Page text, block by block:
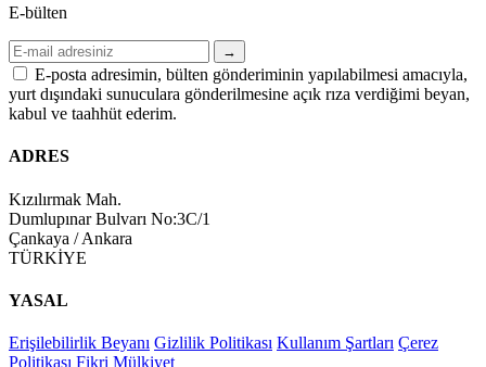
E-bülten
→
E-posta adresimin, bülten gönderiminin yapılabilmesi amacıyla,
yurt dışındaki sunuculara gönderilmesine açık rıza verdiğimi beyan,
kabul ve taahhüt ederim.
ADRES
Kızılırmak Mah.
Dumlupınar Bulvarı No:3C/1
Çankaya / Ankara
TÜRKİYE
YASAL
Erişilebilirlik Beyanı Gizlilik Politikası Kullanım Şartları Çerez
Politikası Fikri Mülkiyet